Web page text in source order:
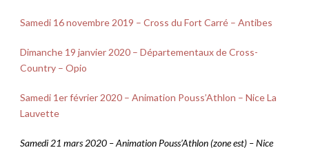
Samedi 16 novembre 2019 – Cross du Fort Carré – Antibes
Dimanche 19 janvier 2020 – Départementaux de Cross-
Country – Opio
Samedi 1er février 2020 – Animation Pouss’Athlon – Nice La
Lauvette
Samedi 21 mars 2020 – Animation Pouss’Athlon (zone est) – Nice